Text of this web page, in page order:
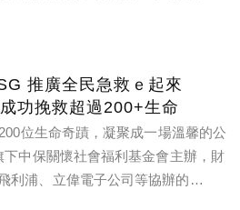
來
佈建AED 10年有成 成功挽救超過200+生命
位生命奇蹟，凝聚成一場溫馨的公
利浦、立偉電子公司等協辦的